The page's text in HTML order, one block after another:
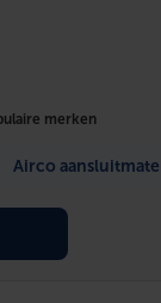
merken
Airco